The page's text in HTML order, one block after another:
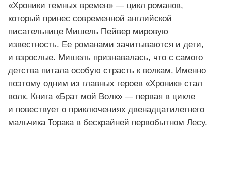
«Хроники темных времен» — цикл романов,
который принес современной английской
писательнице Мишель Пейвер мировую
известность. Ее романами зачитываются и дети,
и взрослые. Мишель признавалась, что с самого
детства питала особую страсть к волкам. Именно
поэтому одним из главных героев «Хроник» стал
волк. Книга «Брат мой Волк» — первая в цикле
и повествует о приключениях двенадцатилетнего
мальчика Торака в бескрайней первобытном Лесу.